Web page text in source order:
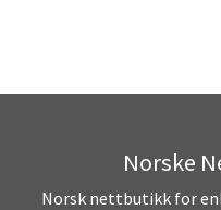
Norske
Norsk nettbutikk for